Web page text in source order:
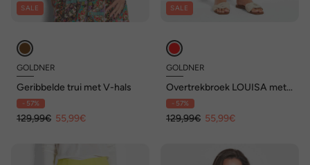
SALE
GOLDNER
Geribbelde trui met V-hals
- 57%
129,99€ 55,99€
SALE
GOLDNER
Overtrekbroek LOUISA met
stiksels
- 57%
129,99€ 55,99€